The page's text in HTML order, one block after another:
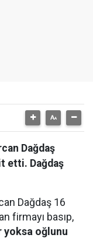
Dağdaş
etti. Dağdaş
Dağdaş 16
firmayı basıp,
yoksa oğlunu